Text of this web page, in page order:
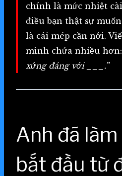
chính là mức nhiệt cài
điều bạn thật sự
là cái mép cần nới.
mình chứa nhiều hơn:
xứng đáng với ___.”
Anh đã
bắt đầu từ